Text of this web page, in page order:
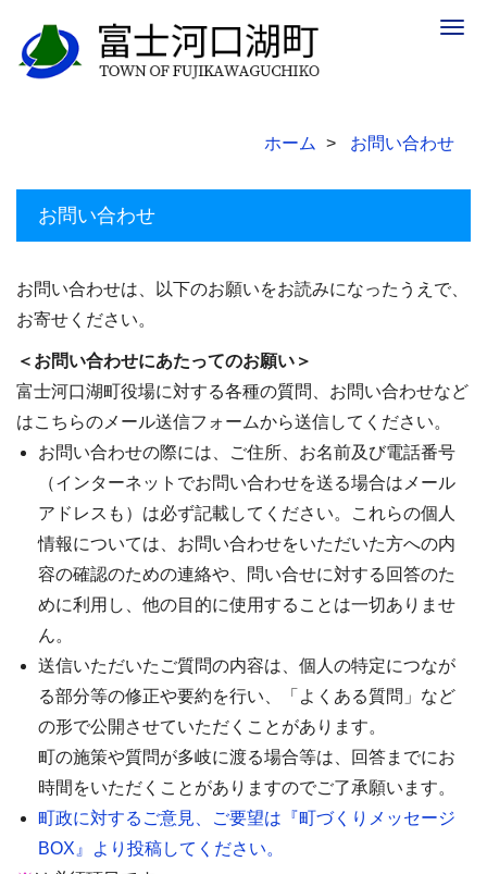
ホーム お問い合わせ
お問い合わせ
お問い合わせは、以下のお願いをお読みになったうえで、
お寄せください。
＜お問い合わせにあたってのお願い＞
富士河口湖町役場に対する各種の質問、お問い合わせなど
はこちらのメール送信フォームから送信してください。
お問い合わせの際には、ご住所、お名前及び電話番号
（インターネットでお問い合わせを送る場合はメール
アドレスも）は必ず記載してください。これらの個人
情報については、お問い合わせをいただいた方への内
容の確認のための連絡や、問い合せに対する回答のた
めに利用し、他の目的に使用することは一切ありませ
ん。
送信いただいたご質問の内容は、個人の特定につなが
る部分等の修正や要約を行い、「よくある質問」など
の形で公開させていただくことがあります。
町の施策や質問が多岐に渡る場合等は、回答までにお
時間をいただくことがありますのでご了承願います。
町政に対するご意見、ご要望は『町づくりメッセージ
BOX』より投稿してください。